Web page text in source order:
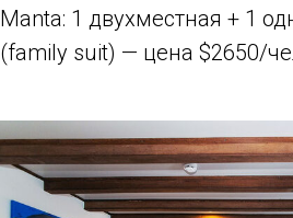
Manta: 1 двухместная + 1
(family suit) — цена $2650/